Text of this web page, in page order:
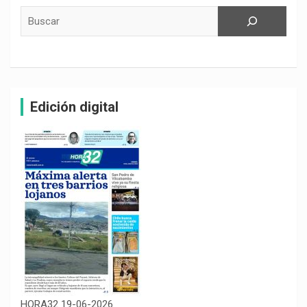
Edición digital
HORA32 19-06-2026